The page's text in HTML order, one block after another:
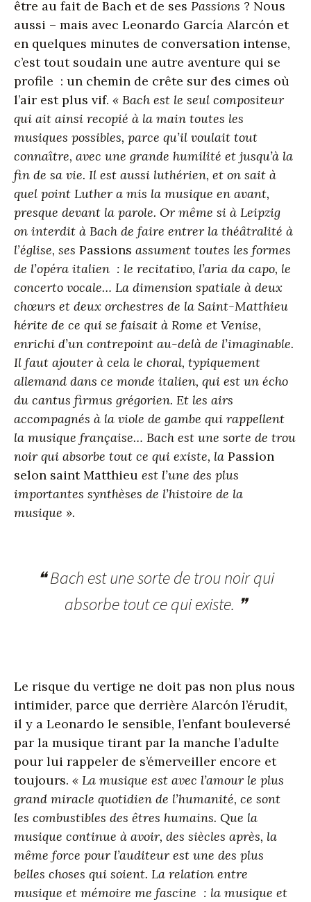
être au fait de Bach et de ses Passions ? Nous
aussi – mais avec Leonardo García Alarcón et
en quelques minutes de conversation intense,
c’est tout soudain une autre aventure qui se
profile : un chemin de crête sur des cimes où
l’air est plus vif. « Bach est le seul compositeur
qui ait ainsi recopié à la main toutes les
musiques possibles, parce qu’il voulait tout
connaître, avec une grande humilité et jusqu’à la
fin de sa vie. Il est aussi luthérien, et on sait à
quel point Luther a mis la musique en avant,
presque devant la parole. Or même si à Leipzig
on interdit à Bach de faire entrer la théâtralité à
l’église, ses Passions assument toutes les formes
de l’opéra italien : le recitativo, l’aria da capo, le
concerto vocale… La dimension spatiale à deux
chœurs et deux orchestres de la Saint-Matthieu
hérite de ce qui se faisait à Rome et Venise,
enrichi d’un contrepoint au-delà de l’imaginable.
Il faut ajouter à cela le choral, typiquement
allemand dans ce monde italien, qui est un écho
du cantus firmus grégorien. Et les airs
accompagnés à la viole de gambe qui rappellent
la musique française… Bach est une sorte de trou
noir qui absorbe tout ce qui existe, la Passion
selon saint Matthieu est l’une des plus
importantes synthèses de l’histoire de la
musique ».
❝ Bach est une sorte de trou noir qui
absorbe tout ce qui existe. ❞
Le risque du vertige ne doit pas non plus nous
intimider, parce que derrière Alarcón l’érudit,
il y a Leonardo le sensible, l’enfant bouleversé
par la musique tirant par la manche l’adulte
pour lui rappeler de s’émerveiller encore et
toujours. « La musique est avec l’amour le plus
grand miracle quotidien de l’humanité, ce sont
les combustibles des êtres humains. Que la
musique continue à avoir, des siècles après, la
même force pour l’auditeur est une des plus
belles choses qui soient. La relation entre
musique et mémoire me fascine : la musique et